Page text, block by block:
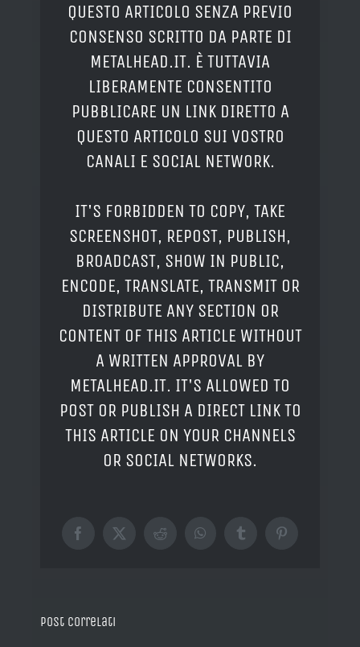
QUESTO ARTICOLO SENZA PREVIO
CONSENSO SCRITTO DA PARTE DI
METALHEAD.IT. È TUTTAVIA
LIBERAMENTE CONSENTITO
PUBBLICARE UN LINK DIRETTO A
QUESTO ARTICOLO SUI VOSTRO
CANALI E SOCIAL NETWORK.
IT'S FORBIDDEN TO COPY, TAKE
SCREENSHOT, REPOST, PUBLISH,
BROADCAST, SHOW IN PUBLIC,
ENCODE, TRANSLATE, TRANSMIT OR
DISTRIBUTE ANY SECTION OR
CONTENT OF THIS ARTICLE WITHOUT
A WRITTEN APPROVAL BY
METALHEAD.IT. IT'S ALLOWED TO
POST OR PUBLISH A DIRECT LINK TO
THIS ARTICLE ON YOUR CHANNELS
OR SOCIAL NETWORKS.
Facebook
X RedditWhatsAppTumblrPinterest
Post correlati